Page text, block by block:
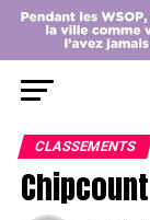
CLASSEMENTS
Chipcount